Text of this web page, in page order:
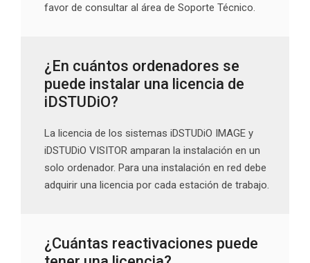
favor de consultar al área de Soporte Técnico.
¿En cuántos ordenadores se
puede instalar una licencia de
iDSTUDiO?
La licencia de los sistemas iDSTUDiO IMAGE y
iDSTUDiO VISITOR amparan la instalación en un
solo ordenador. Para una instalación en red debe
adquirir una licencia por cada estación de trabajo.
¿Cuántas reactivaciones puede